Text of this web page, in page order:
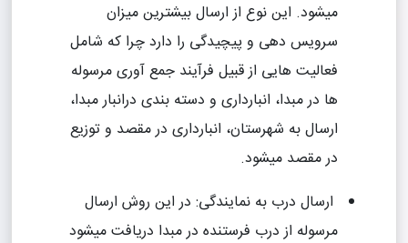
میشود. این نوع از ارسال بیشترین میزان
سرویس دهی و پیچیدگی را دارد چرا که شامل
فعالیت هایی از قبیل فرآیند جمع آوری مرسوله
ها در مبدا، انبارداری و دسته بندی درانبار مبدا،
ارسال به شهرستان، انبارداری در مقصد و توزیع
در مقصد میشود.
ارسال درب به نمایندگی: در این روش ارسال
مرسوله از درب فرستنده در مبدا دریافت میشود